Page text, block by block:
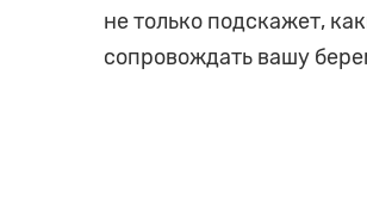
не только подскажет,
сопровождать вашу